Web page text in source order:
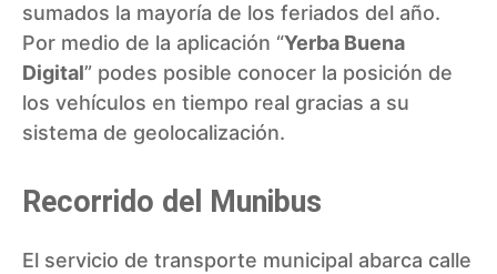
sumados la mayoría de los feriados del año.
Por medio de la aplicación “Yerba Buena
Digital” podes posible conocer la posición de
los vehículos en tiempo real gracias a su
sistema de geolocalización.
Recorrido del Munibus
El servicio de transporte municipal abarca calle